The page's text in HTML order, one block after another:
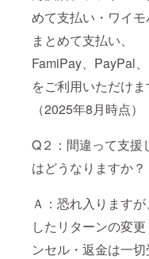
めて支払い・ワイ
まとめて支払い、
FamiPay、PayPal
をご利用いただけま
（2025年8月時点）
Q２：間違って支援
はどうなりますか？
Ａ：恐れ入ります
したリターンの変
ンセル・返金は一